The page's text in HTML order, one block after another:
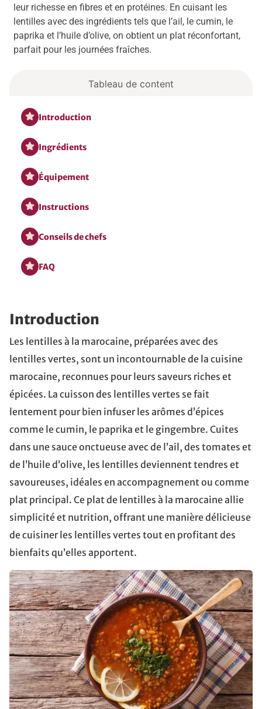
leur richesse en fibres et en protéines. En cuisant les
lentilles avec des ingrédients tels que l’ail, le cumin, le
paprika et l’huile d’olive, on obtient un plat réconfortant,
parfait pour les journées fraîches.
Tableau de content
Introduction
Ingrédients
Équipement
Instructions
Conseils de chefs
FAQ
Introduction
Les lentilles à la marocaine, préparées avec des
lentilles vertes, sont un incontournable de la cuisine
marocaine, reconnues pour leurs saveurs riches et
épicées. La cuisson des lentilles vertes se fait
lentement pour bien infuser les arômes d’épices
comme le cumin, le paprika et le gingembre. Cuites
dans une sauce onctueuse avec de l’ail, des tomates et
de l’huile d’olive, les lentilles deviennent tendres et
savoureuses, idéales en accompagnement ou comme
plat principal. Ce plat de lentilles à la marocaine allie
simplicité et nutrition, offrant une manière délicieuse
de cuisiner les lentilles vertes tout en profitant des
bienfaits qu’elles apportent.